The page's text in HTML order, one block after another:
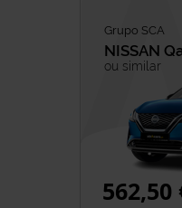
Grupo SCA
NISSAN
ou similar
562,50